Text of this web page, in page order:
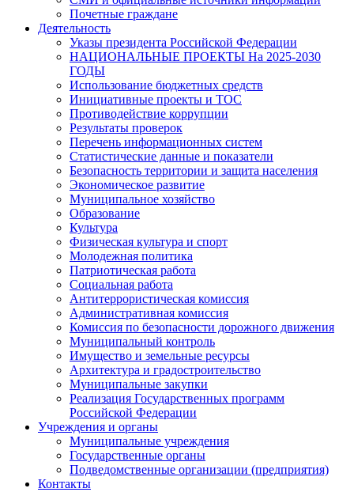
Почетные граждане
Деятельность
Указы президента Российской Федерации
НАЦИОНАЛЬНЫЕ ПРОЕКТЫ На 2025-2030
ГОДЫ
Использование бюджетных средств
Инициативные проекты и ТОС
Противодействие коррупции
Результаты проверок
Перечень информационных систем
Статистические данные и показатели
Безопасность территории и защита населения
Экономическое развитие
Муниципальное хозяйство
Образование
Культура
Физическая культура и спорт
Молодежная политика
Патриотическая работа
Социальная работа
Антитеррористическая комиссия
Административная комиссия
Комиссия по безопасности дорожного движения
Муниципальный контроль
Имущество и земельные ресурсы
Архитектура и градостроительство
Муниципальные закупки
Реализация Государственных программ
Российской Федерации
Учреждения и органы
Муниципальные учреждения
Государственные органы
Подведомственные организации (предприятия)
Контакты